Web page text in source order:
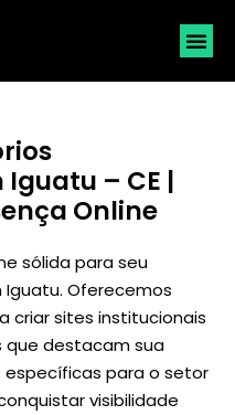
– CE |
Online
sólida para seu
Oferecemos
criar sites institucionais
que destacam sua
específicas para o setor
visibilidade